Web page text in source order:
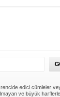
edici cümleler
ve büyük